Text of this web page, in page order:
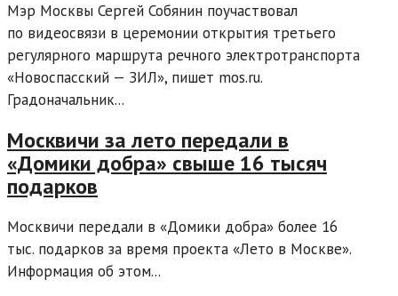
Мэр Москвы Сергей Собянин поучаствовал
по видеосвязи в церемонии открытия третьего
регулярного маршрута речного электротранспорта
«Новоспасский — ЗИЛ», пишет mos.ru.
Градоначальник...
Москвичи за лето передали в
«Домики добра» свыше 16 тысяч
подарков
Москвичи передали в «Домики добра» более 16
тыс. подарков за время проекта «Лето в Москве».
Информация об этом...